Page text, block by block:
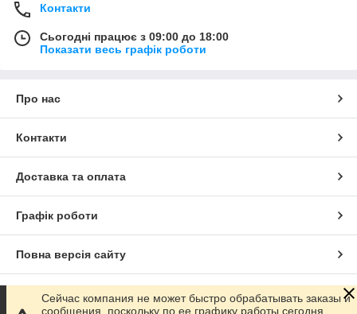
Контакти
Сьогодні працює з 09:00 до 18:00
Показати весь графік роботи
Про нас
Контакти
Доставка та оплата
Графік роботи
Повна версія сайту
Сайт створено на маркетплейсі Prom.ua
Сейчас компания не может быстро обрабатывать заказы и
сообщения, поскольку по ее графику работы сегодня